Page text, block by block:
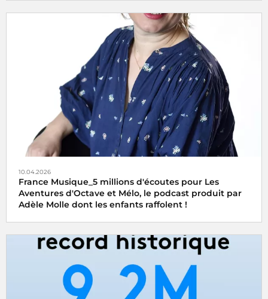
10.04.2026
France Musique_5 millions d'écoutes pour Les
Aventures d'Octave et Mélo, le podcast produit par
Adèle Molle dont les enfants raffolent !